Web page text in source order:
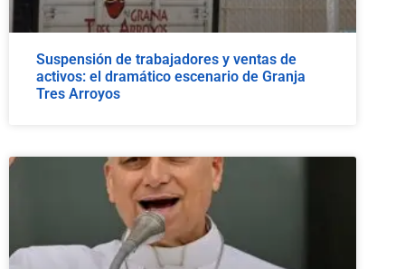
Suspensión de trabajadores y ventas de
activos: el dramático escenario de Granja
Tres Arroyos